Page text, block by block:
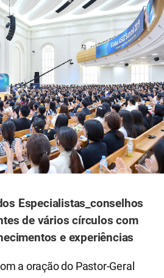
Especialistas_conselhos
de vários círculos com
e experiências
a oração do Pastor-Geral